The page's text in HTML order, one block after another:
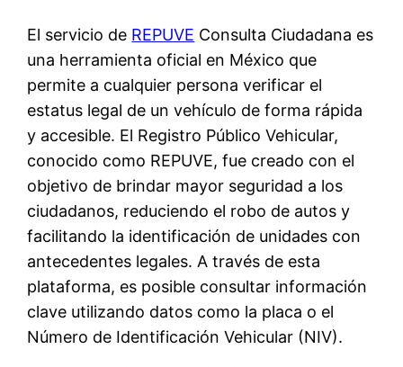
El servicio de REPUVE Consulta Ciudadana es
una herramienta oficial en México que
permite a cualquier persona verificar el
estatus legal de un vehículo de forma rápida
y accesible. El Registro Público Vehicular,
conocido como REPUVE, fue creado con el
objetivo de brindar mayor seguridad a los
ciudadanos, reduciendo el robo de autos y
facilitando la identificación de unidades con
antecedentes legales. A través de esta
plataforma, es posible consultar información
clave utilizando datos como la placa o el
Número de Identificación Vehicular (NIV).